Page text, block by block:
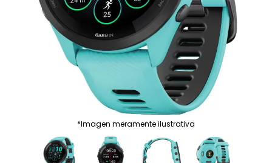
*Imagen meramente ilustrativa